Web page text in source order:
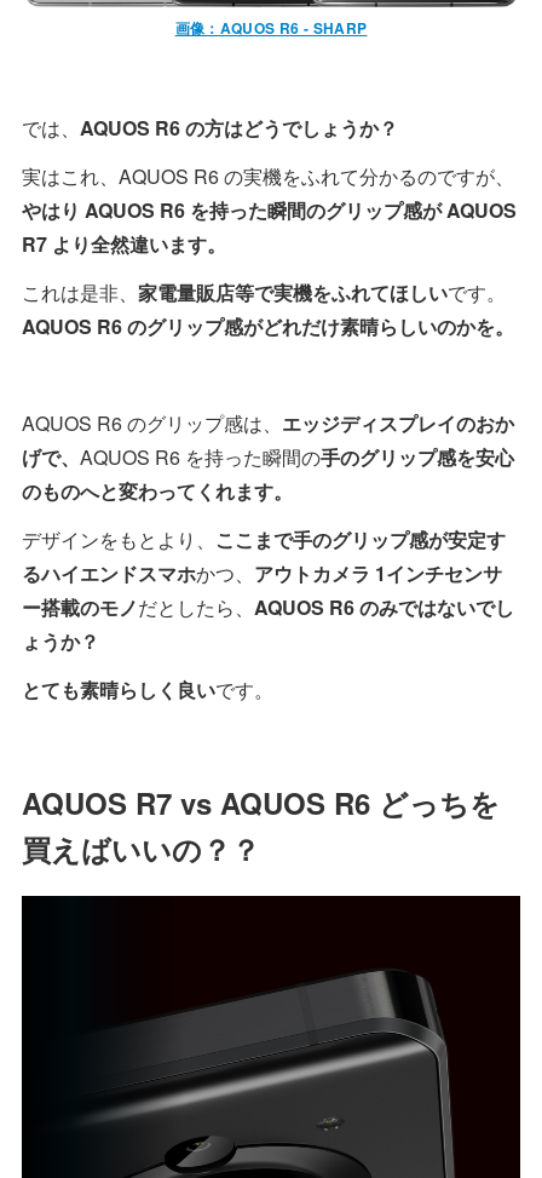
画像：AQUOS R6 - SHARP
では、 AQUOS R6 の方はどうでしょうか？
実はこれ、AQUOS R6 の実機をふれて分かるのですが、
やはり AQUOS R6 を持った瞬間のグリップ感が AQUOS
R7 より全然違います。
これは是非、 家電量販店等で実機をふれてほしいです。
AQUOS R6 のグリップ感がどれだけ素晴らしいのかを。
AQUOS R6 のグリップ感は、 エッジディスプレイのおか
げで、 AQUOS R6 を持った瞬間の手のグリップ感を安心
のものへと変わってくれます。
デザインをもとより、 ここまで手のグリップ感が安定す
るハイエンドスマホかつ、 アウトカメラ 1インチセンサ
ー搭載のモノだとしたら、 AQUOS R6 のみではないでし
ょうか？
とても素晴らしく良いです。
AQUOS R7 vs AQUOS R6 どっちを
買えばいいの？？